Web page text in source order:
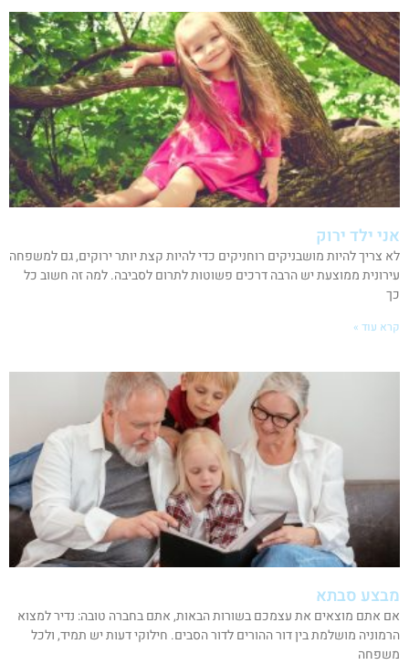
אני ילד ירוק
לא צריך להיות מושבניקים רוחניקים כדי להיות קצת יותר ירוקים, גם למשפחה
עירונית ממוצעת יש הרבה דרכים פשוטות לתרום לסביבה. למה זה חשוב כל
כך
קרא עוד »
מבצע סבתא
אם אתם מוצאים את עצמכם בשורות הבאות, אתם בחברה טובה: נדיר למצוא
הרמוניה מושלמת בין דור ההורים לדור הסבים. חילוקי דעות יש תמיד, ולכל
משפחה